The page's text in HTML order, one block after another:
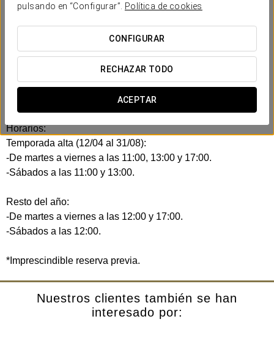
pulsando en “Configurar”.
Política de cookies
CONFIGURAR
RECHAZAR TODO
ACEPTAR
Visita a Bodega Gran Bazan con
degustación
La visita a la Bodega Gran Bazán con degustación incluye:
-Visita guiada al viñedo y a la bodega.
-Degustación comentada de 4 vinos.
-Incluye queso y conserva de mejillones al natural.
Horarios:
Temporada alta (12/04 al 31/08):
-De martes a viernes a las 11:00, 13:00 y 17:00.
-Sábados a las 11:00 y 13:00.
Resto del año:
-De martes a viernes a las 12:00 y 17:00.
-Sábados a las 12:00.
*Imprescindible reserva previa.
Nuestros clientes también se han
interesado por: